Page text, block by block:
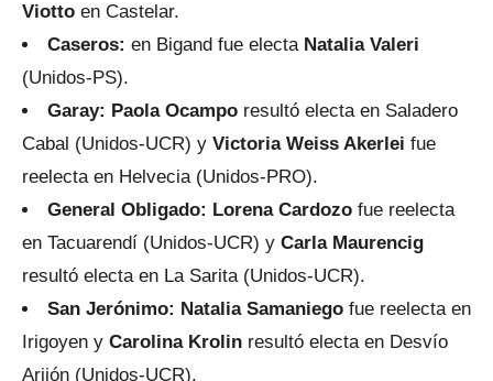
Viotto en Castelar.
Caseros: en Bigand fue electa Natalia Valeri
(Unidos-PS).
Garay: Paola Ocampo resultó electa en Saladero
Cabal (Unidos-UCR) y Victoria Weiss Akerlei fue
reelecta en Helvecia (Unidos-PRO).
General Obligado: Lorena Cardozo fue reelecta
en Tacuarendí (Unidos-UCR) y Carla Maurencig
resultó electa en La Sarita (Unidos-UCR).
San Jerónimo: Natalia Samaniego fue reelecta en
Irigoyen y Carolina Krolin resultó electa en Desvío
Arijón (Unidos-UCR).